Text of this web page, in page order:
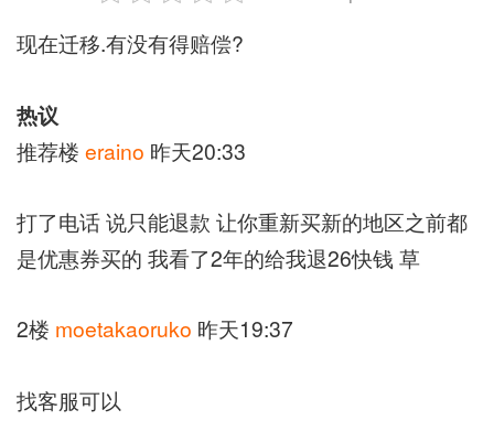
现在迁移.有没有得赔偿?
热议
推荐楼 eraino 昨天20:33
打了电话 说只能退款 让你重新买新的地区之前都
是优惠券买的 我看了2年的给我退26快钱 草
2楼 moetakaoruko 昨天19:37
找客服可以